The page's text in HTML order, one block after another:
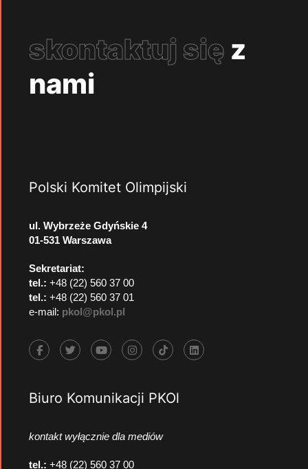
skontaktuj się z
nami
Polski Komitet Olimpijski
ul. Wybrzeże Gdyńskie 4
01-531 Warszawa
Sekretariat:
tel.: +48 (22) 560 37 00
tel.: +48 (22) 560 37 01
e-mail: pkol@pkol.pl
Biuro Komunikacji PKOl
kontakt wyłącznie dla mediów
tel.: +48 (22) 560 37 00